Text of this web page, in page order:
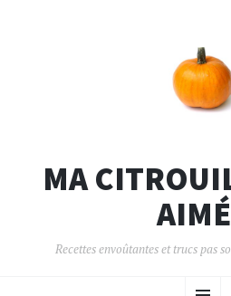
MA
Recettes envoûtantes et trucs pas